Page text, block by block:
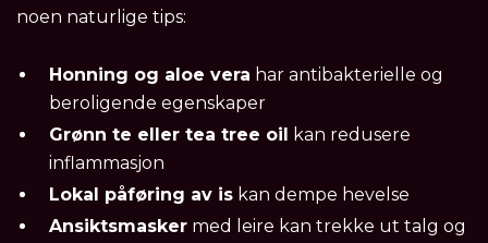
noen naturlige tips:
Honning og aloe vera har antibakterielle og
beroligende egenskaper
Grønn te eller tea tree oil kan redusere
inflammasjon
Lokal påføring av is kan dempe hevelse
Ansiktsmasker med leire kan trekke ut talg og